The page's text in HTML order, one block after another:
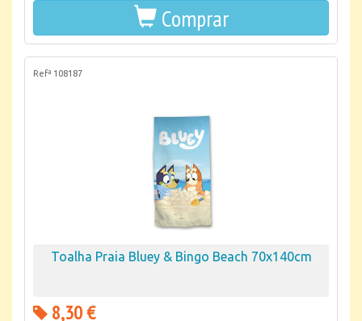
Comprar
Refª 108187
Toalha Praia Bluey & Bingo Beach 70x140cm
8,30 €